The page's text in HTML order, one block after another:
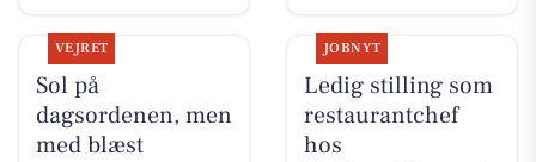
VEJRET
Sol på
dagsordenen, men
med blæst
JOBNYT
Ledig stilling som
restaurantchef
hos